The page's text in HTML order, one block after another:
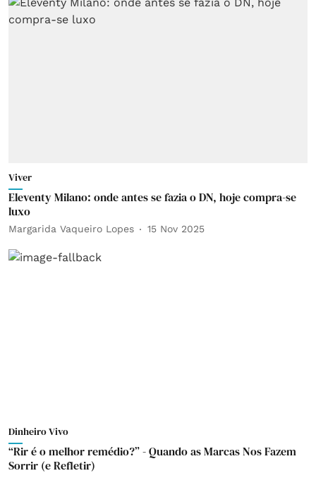
Viver
Eleventy Milano: onde antes se fazia o DN, hoje compra-se
luxo
Margarida Vaqueiro Lopes 15 Nov 2025
Dinheiro Vivo
“Rir é o melhor remédio?” - Quando as Marcas Nos Fazem
Sorrir (e Refletir)